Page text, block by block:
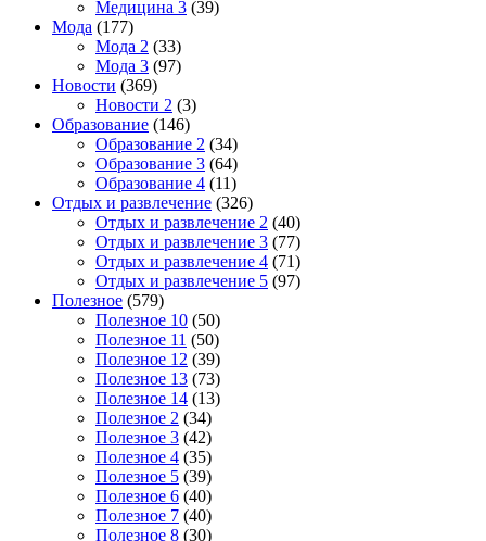
Медицина 3 (39)
Мода (177)
Мода 2 (33)
Мода 3 (97)
Новости (369)
Новости 2 (3)
Образование (146)
Образование 2 (34)
Образование 3 (64)
Образование 4 (11)
Отдых и развлечение (326)
Отдых и развлечение 2 (40)
Отдых и развлечение 3 (77)
Отдых и развлечение 4 (71)
Отдых и развлечение 5 (97)
Полезное (579)
Полезное 10 (50)
Полезное 11 (50)
Полезное 12 (39)
Полезное 13 (73)
Полезное 14 (13)
Полезное 2 (34)
Полезное 3 (42)
Полезное 4 (35)
Полезное 5 (39)
Полезное 6 (40)
Полезное 7 (40)
Полезное 8 (30)